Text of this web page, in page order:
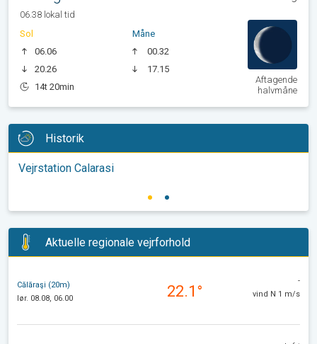
06.38 lokal tid
Sol
06.06
20.26
14t 20min
Måne
00.32
17.15
Aftagende
halvmåne
Historik
Vejrstation Calarasi
Aktuelle regionale vejrforhold
Călăraşi (20m)
lør. 08.08, 06.00
22.1°
-
vind N 1 m/s